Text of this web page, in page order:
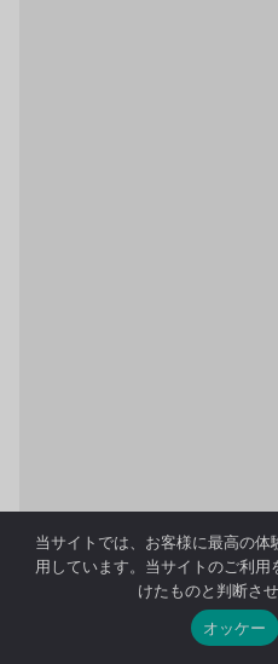
当サイトでは、お客様に最高の
用しています。当サイトのご利
けたものと判断さ
オッケー